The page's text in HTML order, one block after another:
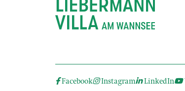
Facebook Instagram LinkedIn